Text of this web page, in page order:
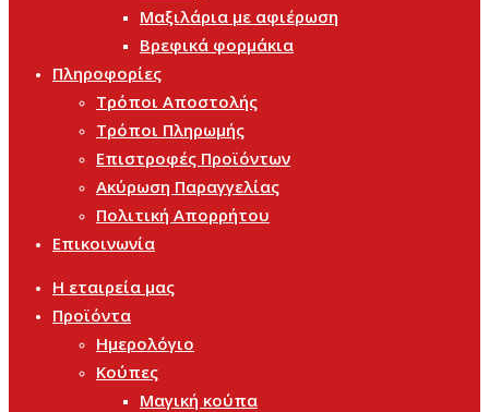
Μαξιλάρια με αφιέρωση
Βρεφικά φορμάκια
Πληροφορίες
Τρόποι Αποστολής
Τρόποι Πληρωμής
Επιστροφές Προϊόντων
Ακύρωση Παραγγελίας
Πολιτική Απορρήτου
Επικοινωνία
Η εταιρεία μας
Προϊόντα
Ημερολόγιο
Κούπες
Μαγική κούπα